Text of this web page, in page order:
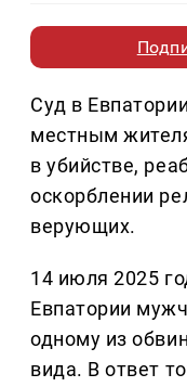
Суд в
местным
в убийстве,
оскорблении
верующих.
14 июля 2025
Евпатории
одному из
вида. В ответ